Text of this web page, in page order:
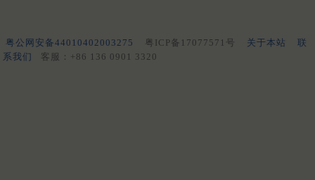
粤公网安备44010402003275 粤ICP备17077571号 关于本站
联
系我们
客服：+86 136 0901 3320